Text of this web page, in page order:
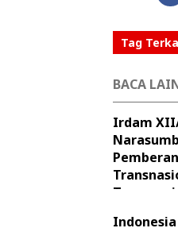
Tag
BACA
Irdam